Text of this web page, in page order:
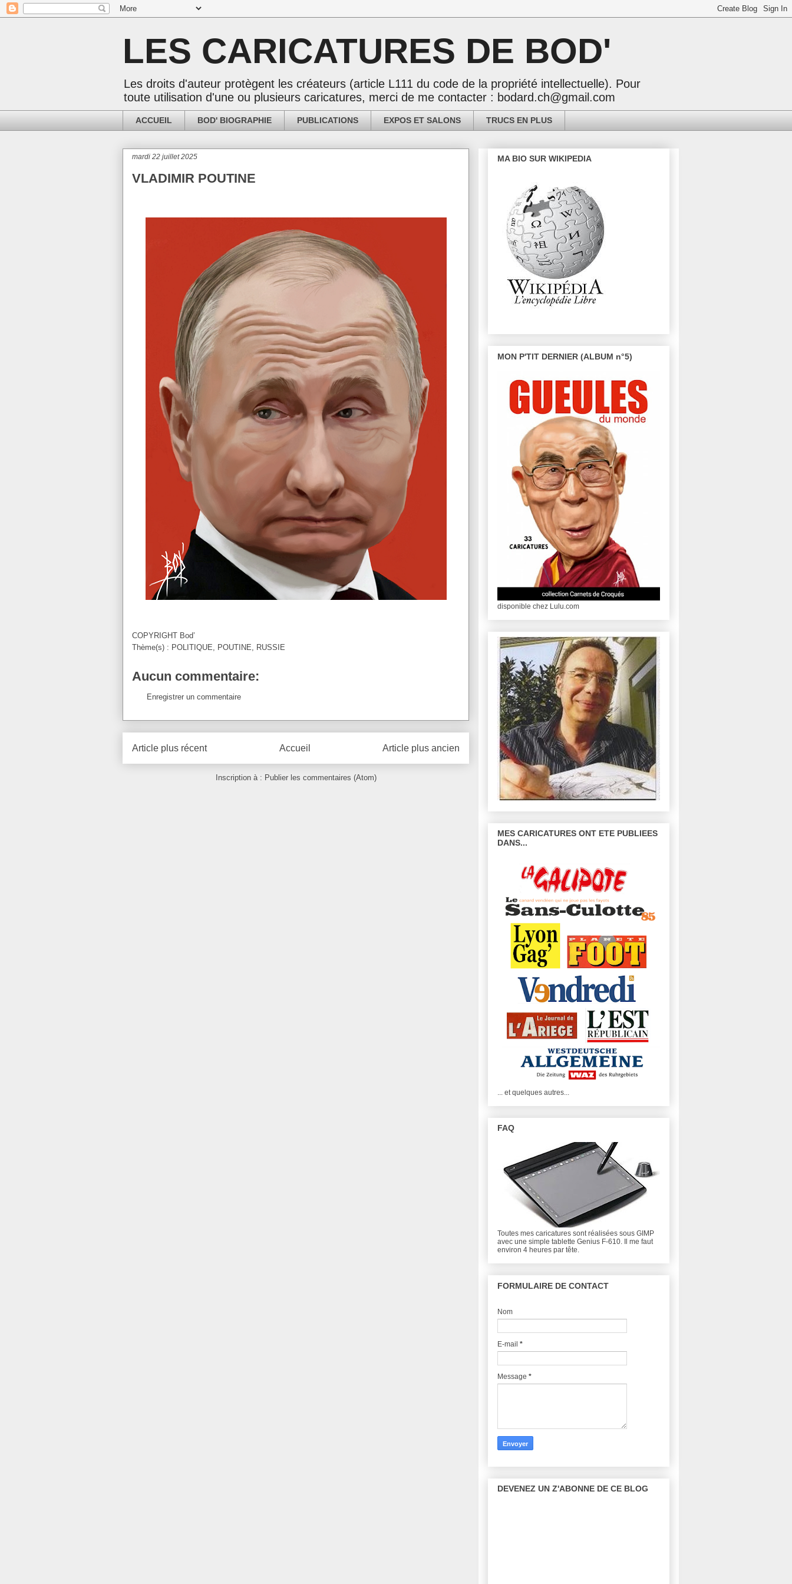
LES CARICATURES DE BOD'
Les droits d'auteur protègent les créateurs (article L111 du code de la propriété intellectuelle). Pour
toute utilisation d'une ou plusieurs caricatures, merci de me contacter : bodard.ch@gmail.com
ACCUEIL BOD' BIOGRAPHIE PUBLICATIONS EXPOS ET SALONS TRUCS EN PLUS
mardi 22 juillet 2025
VLADIMIR POUTINE
COPYRIGHT Bod’
Thème(s) : POLITIQUE, POUTINE, RUSSIE
Aucun commentaire:
Enregistrer un commentaire
Article plus récent Article plus ancien
Accueil
Inscription à : Publier les commentaires (Atom)
MA BIO SUR WIKIPEDIA
MON P'TIT DERNIER (ALBUM n°5)
disponible chez Lulu.com
MES CARICATURES ONT ETE PUBLIEES
DANS...
... et quelques autres...
FAQ
Toutes mes caricatures sont réalisées sous GIMP
avec une simple tablette Genius F-610. Il me faut
environ 4 heures par tête.
FORMULAIRE DE CONTACT
Nom
E-mail *
Message *
DEVENEZ UN Z'ABONNE DE CE BLOG